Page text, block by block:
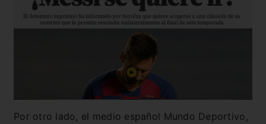
Por otro lado, el medio español Mundo Deportivo,